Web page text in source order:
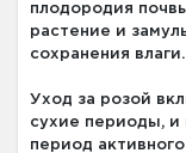
плодородия
растение и
сохранения влаги.
Уход за розой
сухие периоды, и
период